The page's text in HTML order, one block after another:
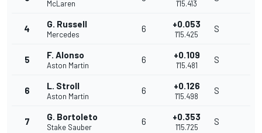
McLaren 1'15.413
4 G. Russell
Mercedes
6 +0.053
1'15.425
S
5 F. Alonso
Aston Martin
6 +0.109
1'15.481
S
6 L. Stroll
Aston Martin
6 +0.126
1'15.498
S
7 G. Bortoleto
Stake Sauber
6 +0.353
1'15.725
S